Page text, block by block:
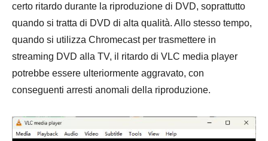
certo ritardo durante la riproduzione di DVD, soprattutto
quando si tratta di DVD di alta qualità. Allo stesso tempo,
quando si utilizza Chromecast per trasmettere in
streaming DVD alla TV, il ritardo di VLC media player
potrebbe essere ulteriormente aggravato, con
conseguenti arresti anomali della riproduzione.